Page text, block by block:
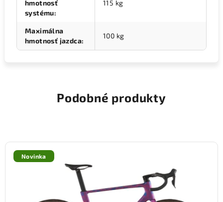
hmotnosť
systému:
115 kg
Maximálna
hmotnosť jazdca:
100 kg
Podobné produkty
Novinka